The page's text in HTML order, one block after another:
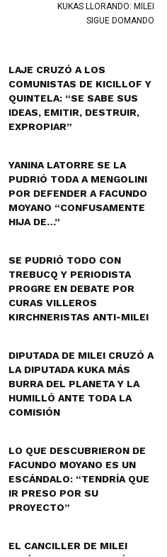
KUKAS LLORANDO: MILEI
SIGUE DOMANDO
LAJE CRUZÓ A LOS
COMUNISTAS DE KICILLOF Y
QUINTELA: “SE SABE SUS
IDEAS, EMITIR, DESTRUIR,
EXPROPIAR”
YANINA LATORRE SE LA
PUDRIÓ TODA A MENGOLINI
POR DEFENDER A FACUNDO
MOYANO “CONFUSAMENTE
HIJA DE…”
SE PUDRIÓ TODO CON
TREBUCQ Y PERIODISTA
PROGRE EN DEBATE POR
CURAS VILLEROS
KIRCHNERISTAS ANTI-MILEI
DIPUTADA DE MILEI CRUZÓ A
LA DIPUTADA KUKA MÁS
BURRA DEL PLANETA Y LA
HUMILLÓ ANTE TODA LA
COMISIÓN
LO QUE DESCUBRIERON DE
FACUNDO MOYANO ES UN
ESCÁNDALO: “TENDRÍA QUE
IR PRESO POR SU
PROYECTO”
EL CANCILLER DE MILEI